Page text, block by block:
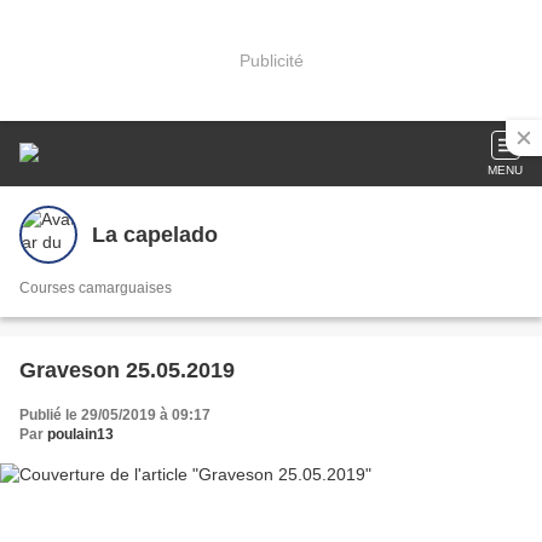
Publicité
MENU
La capelado
Courses camarguaises
Graveson 25.05.2019
Publié le 29/05/2019 à 09:17
Par poulain13